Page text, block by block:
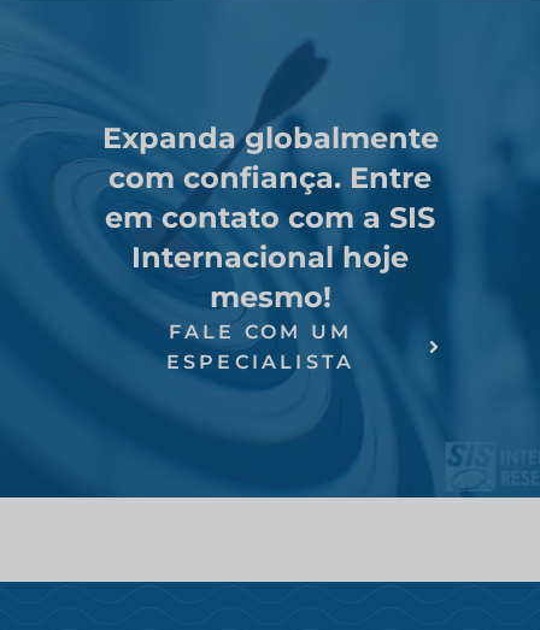
Expanda globalmente
com confiança. Entre
em contato com a SIS
Internacional hoje
mesmo!
FALE COM UM
ESPECIALISTA